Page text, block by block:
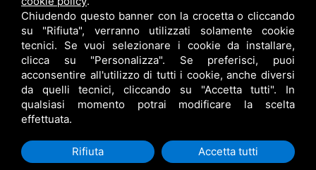
B.F. S.P.A. © •PRIVACY•CONTITOLARITÀ•
RESPONSABILE DEL TRATTAMENTO
• SITEMAP• QUESTO SITO È PROTETTO DA GOOGLE RECAPTCHA V3,
PRIVACY POLICYETERMS OF SERVICEDI GOOGLE.
Chiudendo questo banner con la crocetta o cliccando
su "Rifiuta", verranno utilizzati solamente cookie
tecnici. Se vuoi selezionare i cookie da installare,
clicca su "Personalizza". Se preferisci, puoi
acconsentire all'utilizzo di tutti i cookie, anche diversi
da quelli tecnici, cliccando su "Accetta tutti". In
qualsiasi momento potrai modificare la scelta
effettuata.
Rifiuta Accetta tutti